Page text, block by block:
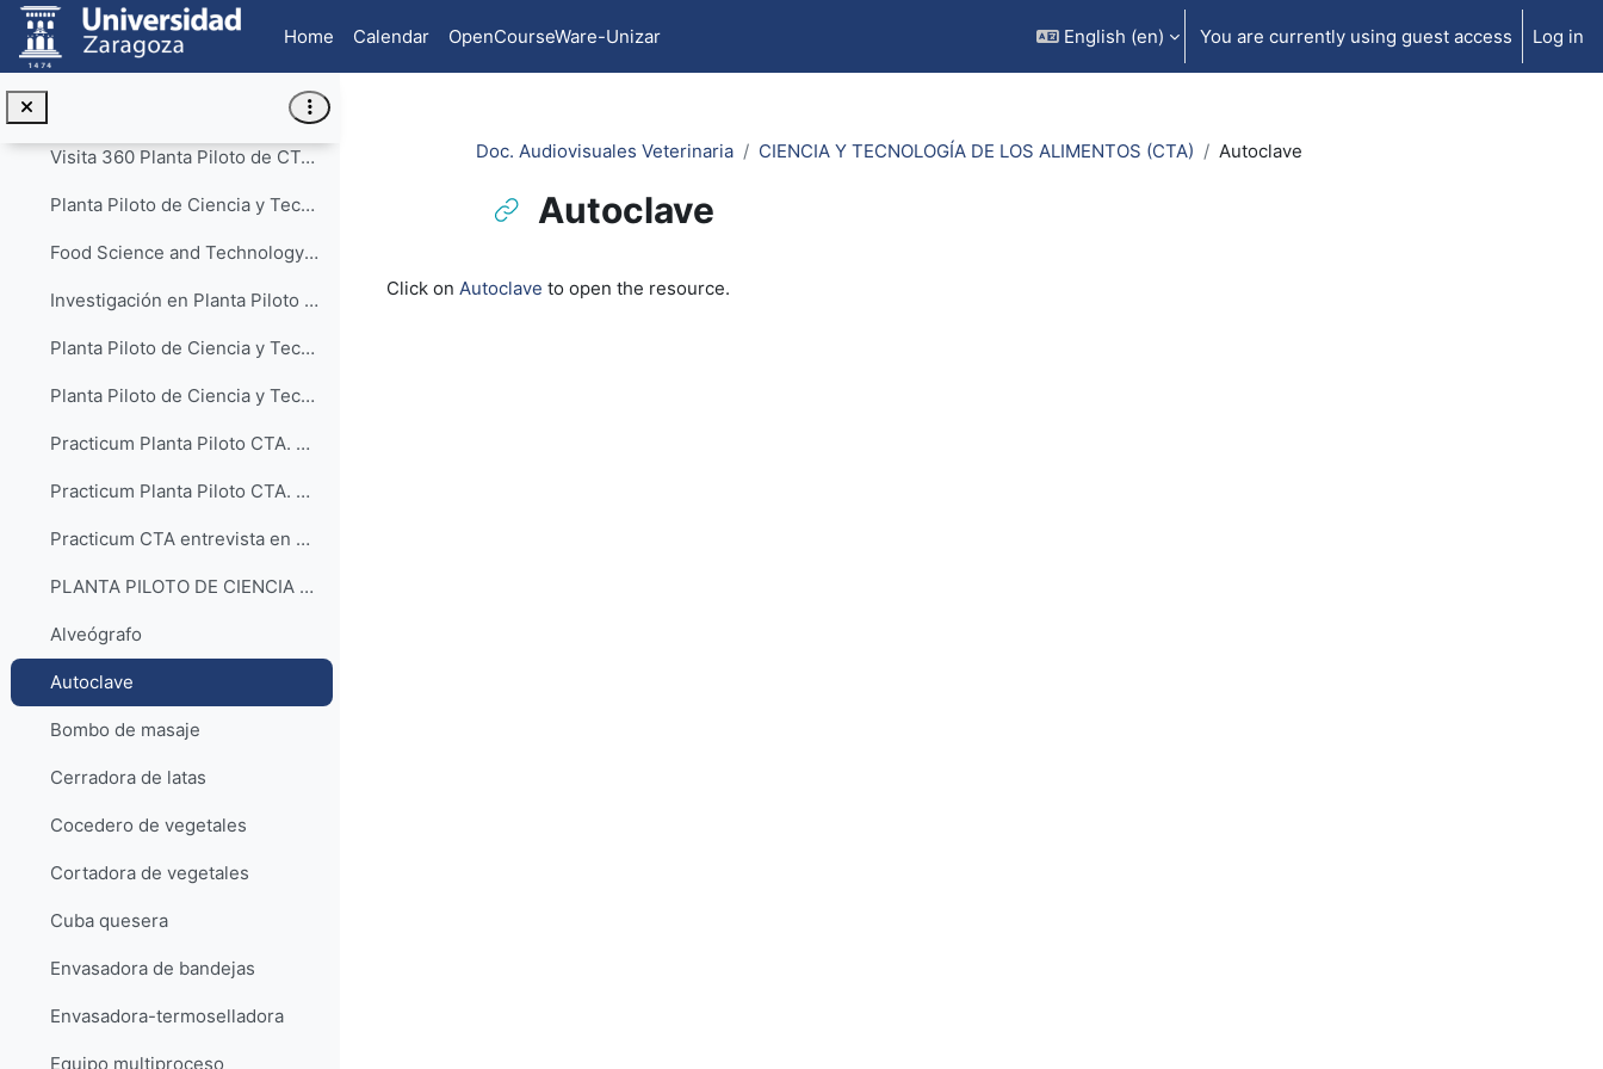
Skip to main content
Home
Calendar OpenCourseWare-Unizar English ‎(en)‎ You are currently using guest access Log in
Visita 360 Planta Piloto de CTA, Facultad de Veterinaria, Universidad Zaragoza
Planta Piloto de Ciencia y Tecnología de los Alimentos. Universidad de Zaragoza
Food Science and Technology Pilot Plant. University of Zaragoza
Investigación en Planta Piloto de Ciencia y Tecnología de los Alimentos. Tecnópolis Aragón
Planta Piloto de Ciencia y Tecnología de los Alimentos. EL TEMPERO. Aragón
Planta Piloto de Ciencia y Tecnología de los Alimentos. Aragón TV
Practicum Planta Piloto CTA. Curso 2015-16. Entrevista en Aragón en Abierto
Practicum Planta Piloto CTA. Curso 2015-16. Entrevista en el Programa Sin ir más lejos
Practicum CTA entrevista en Aragón Radio
PLANTA PILOTO DE CIENCIA Y TECNOLOGÍA DE LOS ALIMENTOS (acceso a la lista de reproducción)
Alveógrafo
Autoclave
Bombo de masaje
Cerradora de latas
Cocedero de vegetales
Cortadora de vegetales
Cuba quesera
Envasadora de bandejas
Envasadora-termoselladora
Equipo multiproceso
Doc. Audiovisuales Veterinaria CIENCIA Y TECNOLOGÍA DE LOS ALIMENTOS (CTA) Autoclave
Autoclave
Click on Autoclave to open the resource.